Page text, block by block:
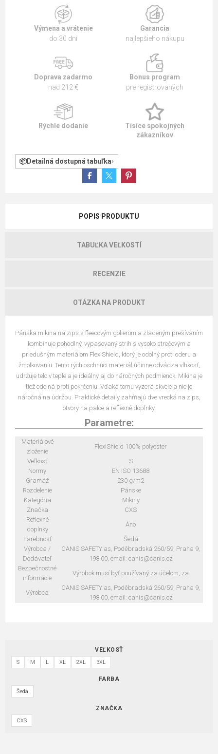
Výmena a vrátenie
do 30 dní
Garancia
najlepšieho nákupu
Doprava zadarmo
nad 212 €
Bonus program
pre registrovaných
Rýchle dodanie
Tisíce spokojných
zákazníkov
Detailná dostupná tabuľka
POPIS PRODUKTU
TABUĽKA VEĽKOSTÍ
RECENZIE
OTÁZKA NA PRODUKT
Pánska mikina na zips s fleecovým golierom a zladeným prešívaním
kombinuje pohodlný, vypasovaný strih s vysoko strečovým a
priedušným materiálom FlexiShield, ktorý je odolný proti oderu a
žmolkovaniu. Tento rýchloschnúci materiál účinne odvádza vlhkosť,
udržuje telo v teple a je ideálny aj do náročných podmienok. Mikina je
tiež odolná proti pokrčeniu. Vďaka tomu vyzerá skvele a nie je
náročná na údržbu. Praktické detaily zahŕňajú dve vrecká na zips,
otvory na palce a reflexné doplnky.
Parametre:
Materiálové
zloženie
FlexiShield 100% polyester
Veľkosť
S
Normy
EN ISO 13688
Gramáž
230 g/m2
Rozdelenie
Pánske
Kategória
Mikiny
Značka
CXS
Reflexné
doplnky
Áno
Farebnosť
Šedá
Výrobca /
Dodávateľ
CANIS SAFETY as, Poděbradská 260/59, Praha 9,
198 00, email: canis@canis.cz
Bezpečnostné
informácie
Výrobok musí byť používaný za účelom, za
Výrobca
CANIS SAFETY as, Poděbradská 260/59, Praha 9,
198 00, email: canis@canis.cz
VEĽKOSŤ
S M L XL 2XL 3XL
FARBA
Šedá
ZNAČKA
CXS